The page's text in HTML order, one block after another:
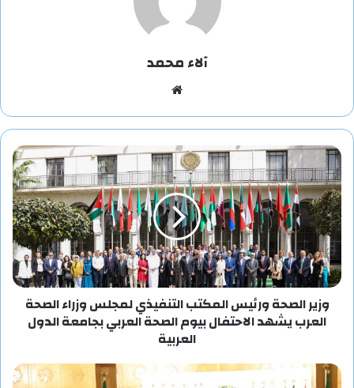
آلاء محمد
وزير الصحة ورئيس المكتب التنفيذي لمجلس وزراء الصحة
العرب يشهد الاحتفال بيوم الصحة العربي بجامعة الدول
العربية